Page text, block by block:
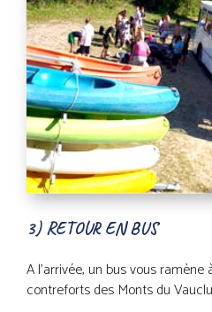
3) RETOUR EN BUS
A l’arrivée, un bus vous
contreforts des Monts du